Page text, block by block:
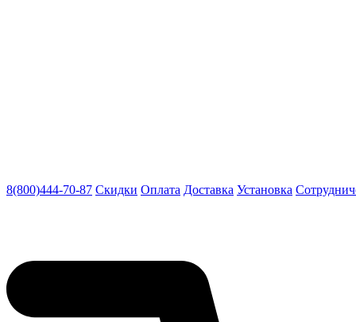
8(800)444-70-87 Скидки Оплата Доставка Установка